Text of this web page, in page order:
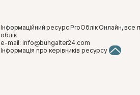
Інформаційний ресурс ProОблік Онлайн, все
облік
e-mail:info@buhgalter24.com
​Інформація про керівників ресурсу